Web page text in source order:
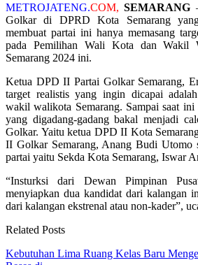
METROJATENG.COM, SEMARANG
Golkar di DPRD Kota Semarang
membuat partai ini hanya memasang
pada Pemilihan Wali Kota dan
Semarang 2024 ini.
Ketua DPD II Partai Golkar Semarang,
target realistis yang ingin dicapai
wakil walikota Semarang. Sampai saat ini
yang digadang-gadang bakal menjadi
Golkar. Yaitu ketua DPD II Kota
II Golkar Semarang, Anang Budi Utomo
partai yaitu Sekda Kota Semarang, Iswar
“Insturksi dari Dewan Pimpinan
menyiapkan dua kandidat dari kalangan
dari kalangan ekstrenal atau non-kader”,
Related Posts
Kebutuhan Lima Ruang Kelas Baru